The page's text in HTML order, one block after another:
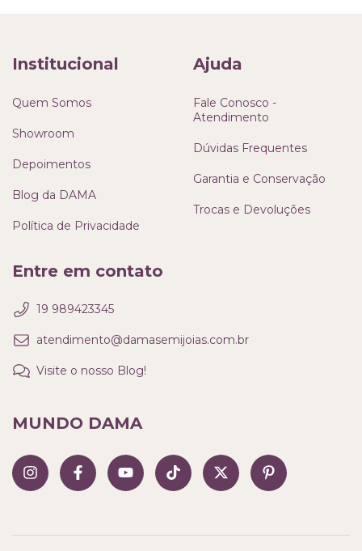
Institucional
Quem Somos
Showroom
Depoimentos
Blog da DAMA
Política de Privacidade
Ajuda
Fale Conosco -
Atendimento
Dúvidas Frequentes
Garantia e Conservação
Trocas e Devoluções
Entre em contato
19 989423345
atendimento@damasemijoias.com.br
Visite o nosso Blog!
MUNDO DAMA